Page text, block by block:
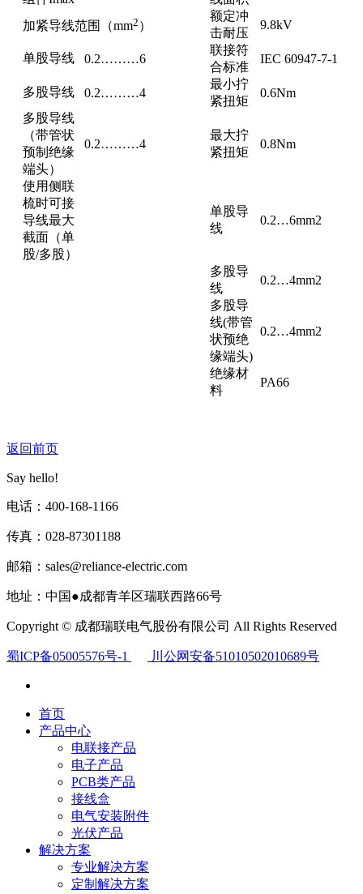
加紧导线范围（mm2 ）
额定冲
击耐压
9.8kV
单股导线 0.2………6
联接符
合标准
IEC 60947-7-1
多股导线 0.2………4
最小拧
紧扭矩
0.6Nm
多股导线
（带管状
预制绝缘
端头）
0.2………4
最大拧
紧扭矩
0.8Nm
使用侧联
梳时可接
导线最大
截面（单
股/多股）
单股导
线
0.2…6mm2
多股导
线
0.2…4mm2
多股导
线(带管
状预绝
缘端头)
0.2…4mm2
绝缘材
料
PA66
返回前页
Say hello!
电话：400-168-1166
传真：028-87301188
邮箱：sales@reliance-electric.com
地址：中国●成都青羊区瑞联西路66号
Copyright © 成都瑞联电气股份有限公司 All Rights Reserved
蜀ICP备05005576号-1 川公网安备51010502010689号
首页
产品中心
电联接产品
电子产品
PCB类产品
接线盒
电气安装附件
光伏产品
解决方案
专业解决方案
定制解决方案